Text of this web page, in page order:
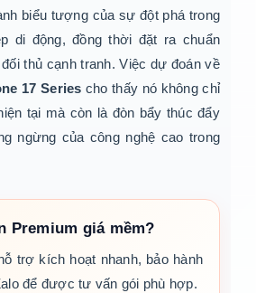
biểu tượng của sự đột phá trong
di động, đồng thời đặt ra chuẩn
thủ cạnh tranh. Việc dự đoán về
17 Series cho thấy nó không chỉ
tại mà còn là đòn bẩy thúc đẩy
ngừng của công nghệ cao trong
Premium giá mềm?
trợ kích hoạt nhanh, bảo hành
để được tư vấn gói phù hợp.